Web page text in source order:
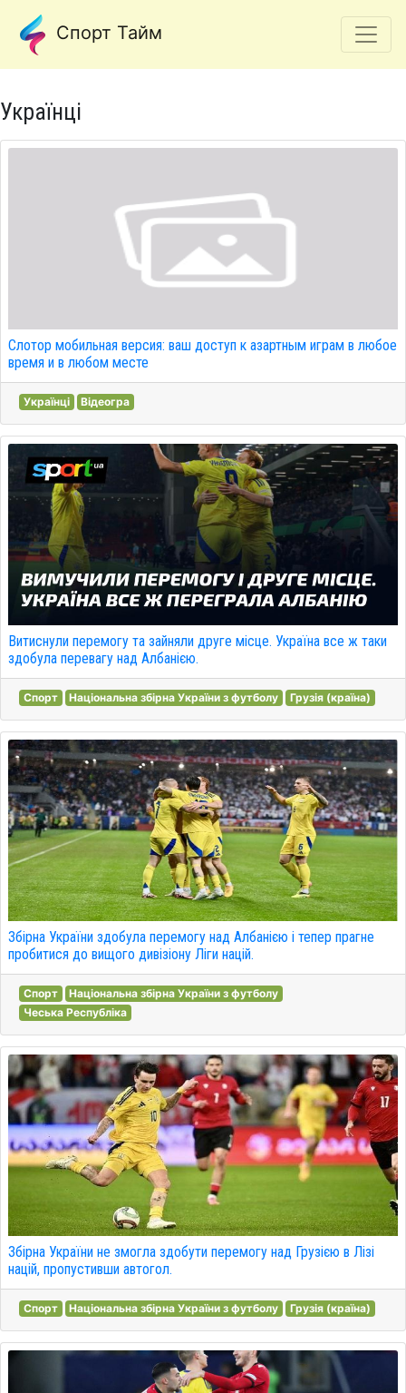
Спорт Тайм
Українці
Слотор мобильная версия: ваш доступ к азартным играм в любое
время и в любом месте
Українці Відеогра
Витиснули перемогу та зайняли друге місце. Україна все ж таки
здобула перевагу над Албанією.
Спорт Національна збірна України з футболу Грузія (країна)
Збірна України здобула перемогу над Албанією і тепер прагне
пробитися до вищого дивізіону Ліги націй.
Спорт
Національна збірна України з футболу
Чеська Республіка
Збірна України не змогла здобути перемогу над Грузією в Лізі
націй, пропустивши автогол.
Спорт Національна збірна України з футболу Грузія (країна)